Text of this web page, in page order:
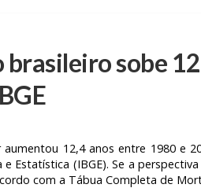
sobe
12,4 anos entre 1980 e
Estatística (IBGE). Se a
com a Tábua Completa de